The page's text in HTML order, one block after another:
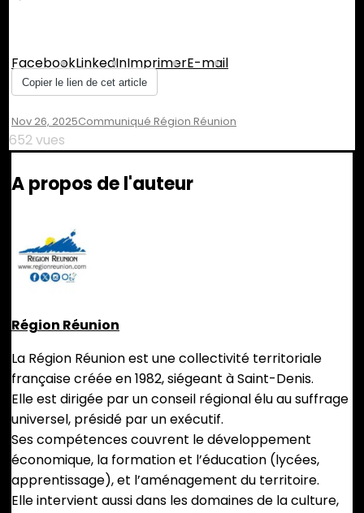
FacebookLinkedInImprimerE-mail
Copier le lien de cet article
Nov 26, 2025Communiqué Région Réunion
652 vues
A propos de l'auteur
Région Réunion
La Région Réunion est une collectivité territoriale
française créée en 1982, siégeant à Saint-Denis.
Elle est dirigée par un conseil régional élu au suffrage
universel, présidé par un exécutif.
Ses compétences couvrent le développement
économique, la formation et l’éducation (lycées,
apprentissage), et l’aménagement du territoire.
Elle intervient aussi dans les domaines de la culture,